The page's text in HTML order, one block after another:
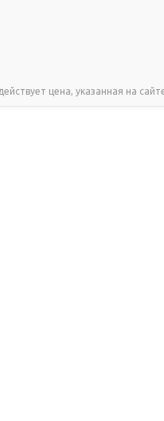
цена, указанная на